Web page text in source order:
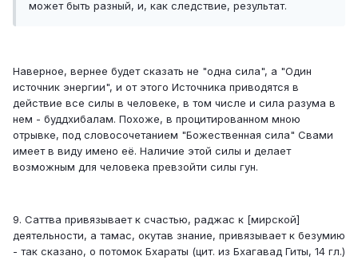
может быть разный, и, как следствие, результат.
Наверное, вернее будет сказать не "одна сила", а "Один
источник энергии", и от этого Источника приводятся в
действие все силы в человеке, в том числе и сила разума в
нем - буддхибалам. Похоже, в процитированном мною
отрывке, под словосочетанием "Божественная сила" Свами
имеет в виду имено её. Наличие этой силы и делает
возможным для человека превзойти силы гун.
9. Саттва привязывает к счастью, раджас к [мирской]
деятельности, а тамас, окутав знание, привязывает к безумию
- так сказано, о потомок Бхараты (цит. из Бхагавад Гиты, 14 гл.)